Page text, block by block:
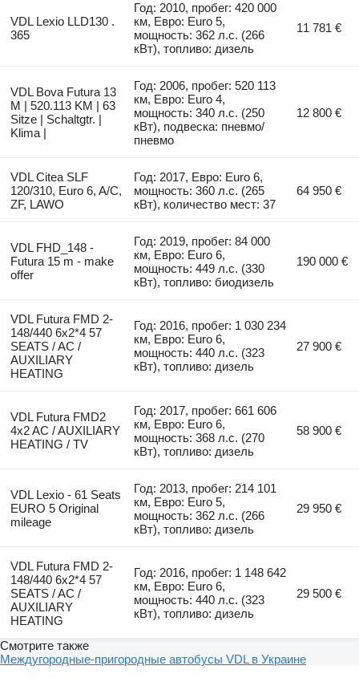
VDL Lexio LLD130 .
365
Год: 2010, пробег: 420 000
км, Евро: Euro 5,
мощность: 362 л.с. (266
кВт), топливо: дизель
11 781 €
VDL Bova Futura 13
M | 520.113 KM | 63
Sitze | Schaltgtr. |
Klima |
Год: 2006, пробег: 520 113
км, Евро: Euro 4,
мощность: 340 л.с. (250
кВт), подвеска: пневмо/
пневмо
12 800 €
VDL Citea SLF
120/310, Euro 6, A/C,
ZF, LAWO
Год: 2017, Евро: Euro 6,
мощность: 360 л.с. (265
кВт), количество мест: 37
64 950 €
VDL FHD_148 -
Futura 15 m - make
offer
Год: 2019, пробег: 84 000
км, Евро: Euro 6,
мощность: 449 л.с. (330
кВт), топливо: биодизель
190 000 €
VDL Futura FMD 2-
148/440 6x2*4 57
SEATS / AC /
AUXILIARY
HEATING
Год: 2016, пробег: 1 030 234
км, Евро: Euro 6,
мощность: 440 л.с. (323
кВт), топливо: дизель
27 900 €
VDL Futura FMD2
4x2 AC / AUXILIARY
HEATING / TV
Год: 2017, пробег: 661 606
км, Евро: Euro 6,
мощность: 368 л.с. (270
кВт), топливо: дизель
58 900 €
VDL Lexio - 61 Seats
EURO 5 Original
mileage
Год: 2013, пробег: 214 101
км, Евро: Euro 5,
мощность: 362 л.с. (266
кВт), топливо: дизель
29 950 €
VDL Futura FMD 2-
148/440 6x2*4 57
SEATS / AC /
AUXILIARY
HEATING
Год: 2016, пробег: 1 148 642
км, Евро: Euro 6,
мощность: 440 л.с. (323
кВт), топливо: дизель
29 500 €
Смотрите также
Междугородные-пригородные автобусы VDL в Украине